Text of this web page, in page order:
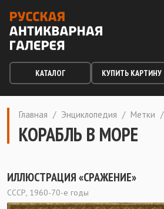
КАТАЛОГ КУПИТЬ КАРТИНУ
Главная / Энциклопедия / Метки /
КОРАБЛЬ В МОРЕ
ИЛЛЮСТРАЦИЯ «СРАЖЕНИЕ»
СССР, 1960-70-е годы